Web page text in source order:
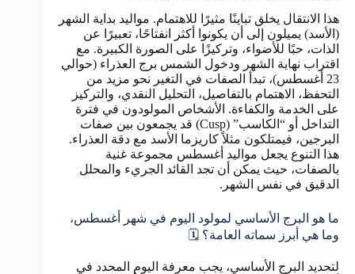
هذا الانتقال يخلق تباينًا مثيرًا للاهتمام. مواليد بداية الشهر
(الأسد) يميلون إلى أن يكونوا أكثر انفتاحًا، تعبيرًا عن
الذات، حبًا للأضواء، وتركيزًا على الصورة الكبيرة. مع
اقتراب نهاية الشهر ودخول الشمس برج العذراء (حوالي
23 أغسطس)، تبدأ الصفات في التغير نحو مزيد من
التحفظ، الاهتمام بالتفاصيل، التحليل النقدي، والتركيز
على الخدمة والكفاءة. الأشخاص المولودون في فترة
التداخل أو “الكاسب” (Cusp) قد يجمعون بين صفات
البرجين، فيمتلكون مثلاً كاريزما الأسد مع دقة العذراء.
هذا التنوع يجعل مواليد أغسطس مجموعة غنية
بالصفات، حيث يمكن أن تجد القائد الجريء والمحلل
الدقيق في نفس الشهر.
ما هو البرج الأساسي لمولود اليوم في شهر أغسطس،
وما هي أبرز سماته العامة؟ 🗓️
لتحديد البرج الأساسي، يجب معرفة اليوم المحدد في